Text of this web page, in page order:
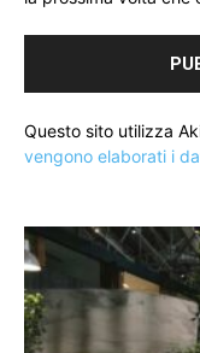
Questo sito utilizza
vengono elaborati i